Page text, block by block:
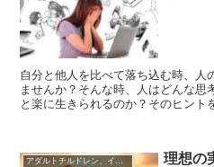
自分と他人を比べて落ち込む時、人
ませんか？そんな時、人はどんな思
と楽に生きられるのか？そのヒント
アダルトチルドレン、インナーチャイルド
理想の